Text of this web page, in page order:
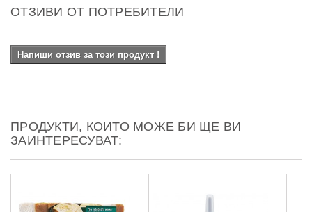
ОТЗИВИ ОТ ПОТРЕБИТЕЛИ
Напиши отзив за този продукт !
ПРОДУКТИ, КОИТО МОЖЕ БИ ЩЕ ВИ
ЗАИНТЕРЕСУВАТ: